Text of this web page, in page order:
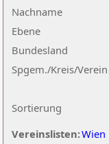
Nachname
Ebene
Sortierung
Bundesland
Spgem./Kreis/Verein
Vereinslisten:Wien